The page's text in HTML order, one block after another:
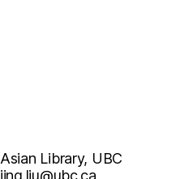
Asian Library, UBC
jing.liu@ubc.ca